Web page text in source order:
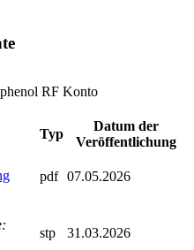
RF Konto
Typ
Datum der
Veröffentlichung
pdf 07.05.2026
stp 31.03.2026